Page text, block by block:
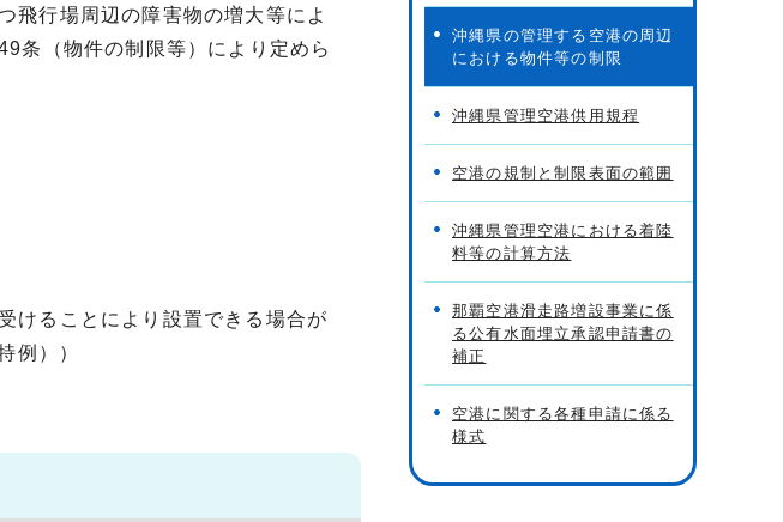
飛行場周辺の障害物の増大等によ
条（物件の制限等）により定めら
けることにより設置できる場合が
例））
沖縄県の管理する空港の周辺
における物件等の制限
沖縄県管理空港供用規程
空港の規制と制限表面の範囲
沖縄県管理空港における着陸
料等の計算方法
那覇空港滑走路増設事業に係
る公有水面埋立承認申請書の
補正
空港に関する各種申請に係る
様式